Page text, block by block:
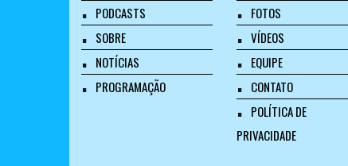
PODCASTS
SOBRE
NOTÍCIAS
PROGRAMAÇÃO
FOTOS
VÍDEOS
EQUIPE
CONTATO
POLÍTICA DE
PRIVACIDADE